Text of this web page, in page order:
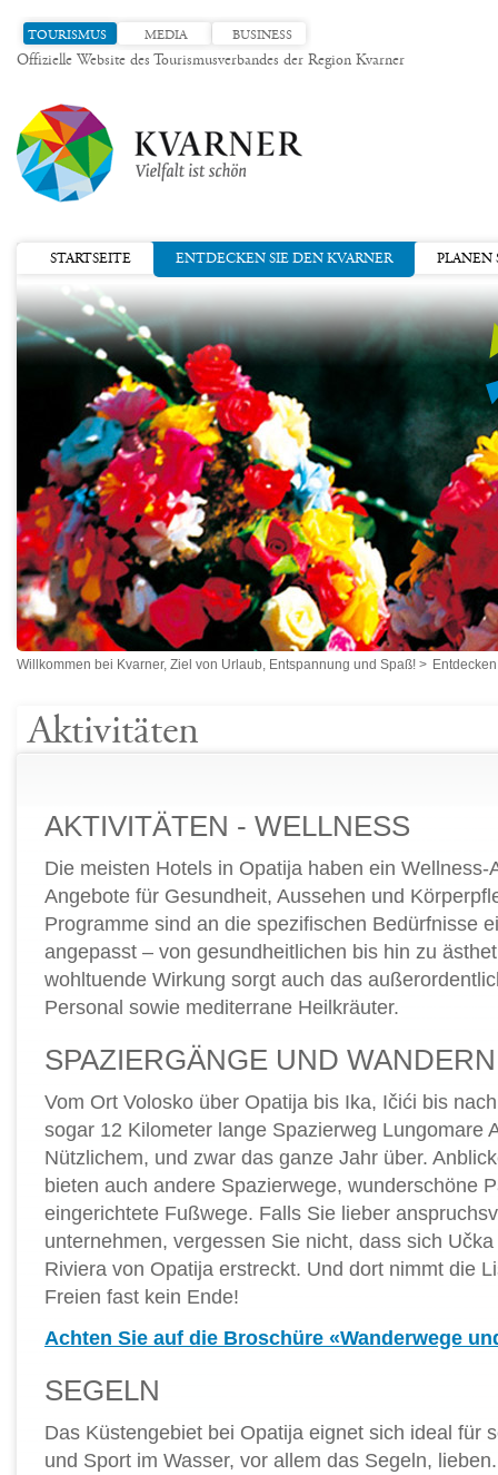
TOURISMUS MEDIA BUSINESS
Offizielle Website des Tourismusverbandes der Region Kvarner
STARTSEITE ENTDECKEN SIE DEN KVARNER PLANEN
Willkommen bei Kvarner, Ziel von Urlaub, Entspannung und Spaß! >
Aktivitäten
AKTIVITÄTEN - WELLNESS
Die meisten Hotels in Opatija haben ein Wellness-
Angebote für Gesundheit, Aussehen und
Programme sind an die spezifischen Bedürfnisse
angepasst – von gesundheitlichen bis hin zu
wohltuende Wirkung sorgt auch das
Personal sowie mediterrane Heilkräuter.
SPAZIERGÄNGE UND WANDERN
Vom Ort Volosko über Opatija bis Ika, Ičići bis
sogar 12 Kilometer lange Spazierweg Lungomare
Nützlichem, und zwar das ganze Jahr über.
bieten auch andere Spazierwege, wunderschöne
eingerichtete Fußwege. Falls Sie lieber
unternehmen, vergessen Sie nicht, dass sich
Riviera von Opatija erstreckt. Und dort nimmt die
Freien fast kein Ende!
Achten Sie auf die Broschüre «Wanderwege
SEGELN
Das Küstengebiet bei Opatija eignet sich ideal für
und Sport im Wasser, vor allem das Segeln,